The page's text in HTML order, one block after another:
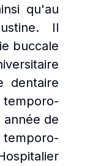
qu'au
Il
buccale
dentaire
de
temporo-